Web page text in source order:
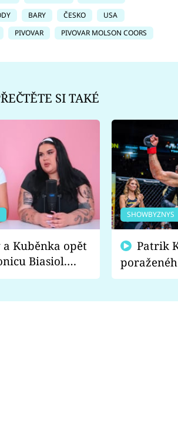
BARY ČESKO
USA
PIVOVAR PIVOVAR MOLSON COORS
SI TAKÉ
a Kuběnka opět
Biasiol.
nich falešná a
SHOWBYZNYS
fanoušci